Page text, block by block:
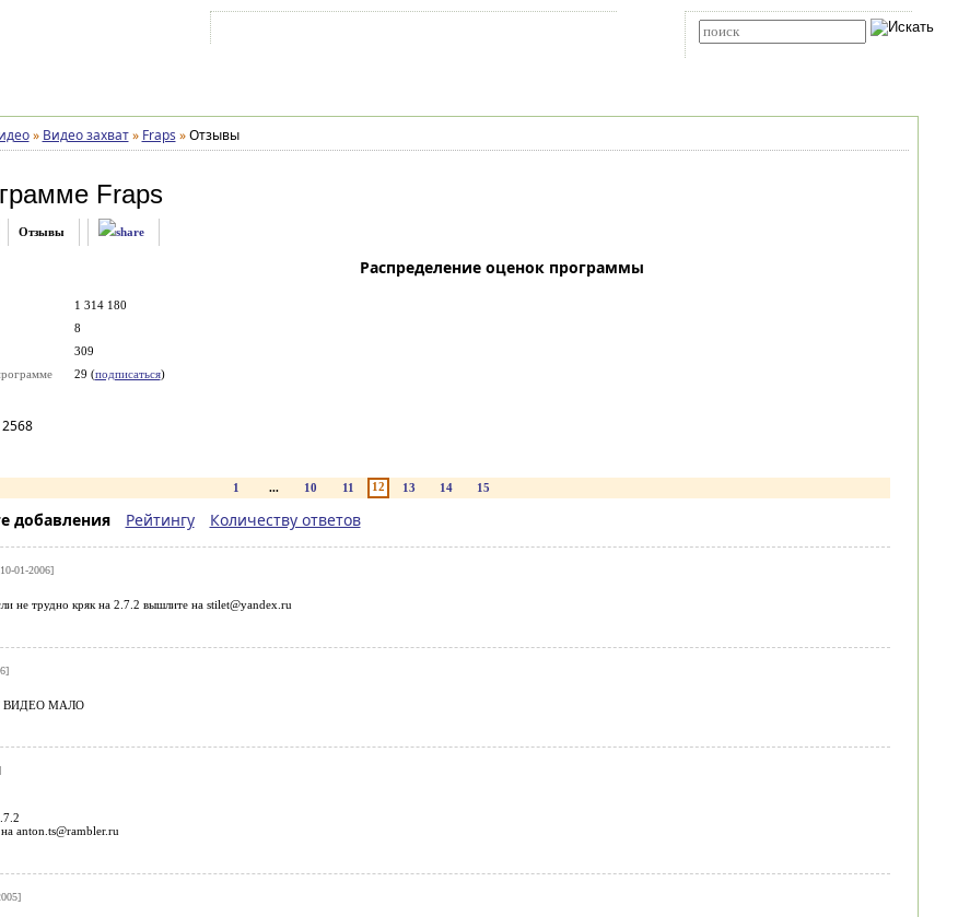
» Видео захват » Fraps » Отзывы
Fraps
Отзывы
1 314 180
8
309
29 (подписаться)
2568
Распределение оценок программы
1 ... 10 11 12 13 14 15
добавления Рейтингу Количеству ответов
01-2006]
не трудно кряк на 2.7.2 вышлите на stilet@yandex.ru
ВИДЕО МАЛО
anton.ts@rambler.ru